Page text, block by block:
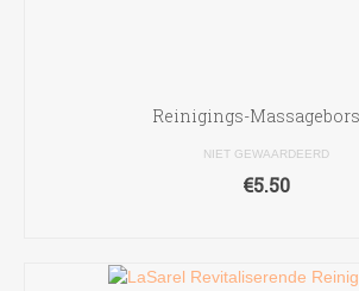
Reinigings-
NIET GEWAARDEERD
€5.50